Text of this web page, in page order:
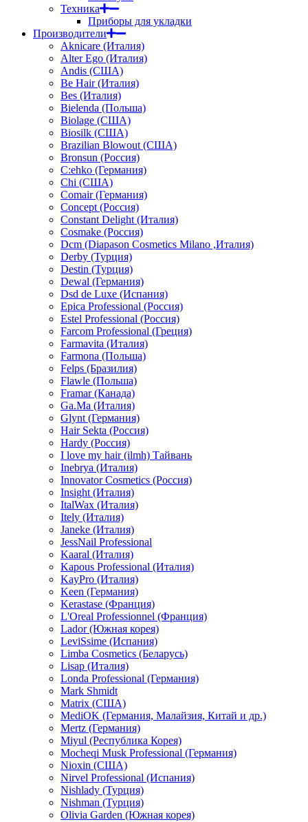
Техника
Приборы для укладки
Производители
Aknicare (Италия)
Alter Ego (Италия)
Andis (США)
Be Hair (Италия)
Bes (Италия)
Bielenda (Польша)
Biolage (США)
Biosilk (США)
Brazilian Blowout (США)
Bronsun (Россия)
C:ehko (Германия)
Chi (США)
Comair (Германия)
Concept (Россия)
Constant Delight (Италия)
Cosmake (Россия)
Dcm (Diapason Cosmetics Milano ,Италия)
Derby (Турция)
Destin (Турция)
Dewal (Германия)
Dsd de Luxe (Испания)
Epica Professional (Россия)
Estel Professional (Россия)
Farcom Professional (Греция)
Farmavita (Италия)
Farmona (Польша)
Felps (Бразилия)
Flawle (Польша)
Framar (Канада)
Ga.Ma (Италия)
Glynt (Германия)
Hair Sekta (Россия)
Hardy (Россия)
I love my hair (ilmh) Тайвань
Inebrya (Италия)
Innovator Cosmetics (Россия)
Insight (Италия)
ItalWax (Италия)
Itely (Италия)
Janeke (Италия)
JessNail Professional
Kaaral (Италия)
Kapous Professional (Италия)
KayPro (Италия)
Keen (Германия)
Kerastase (Франция)
L'Oreal Professionnel (Франция)
Lador (Южная корея)
LeviSsime (Испания)
Limba Cosmetics (Беларусь)
Lisap (Италия)
Londa Professional (Германия)
Mark Shmidt
Matrix (США)
MediOK (Германия, Малайзия, Китай и др.)
Mertz (Германия)
Miyul (Республика Корея)
Mocheqi Musk Professional (Германия)
Nioxin (США)
Nirvel Professional (Испания)
Nishlady (Турция)
Nishman (Турция)
Olivia Garden (Южная корея)